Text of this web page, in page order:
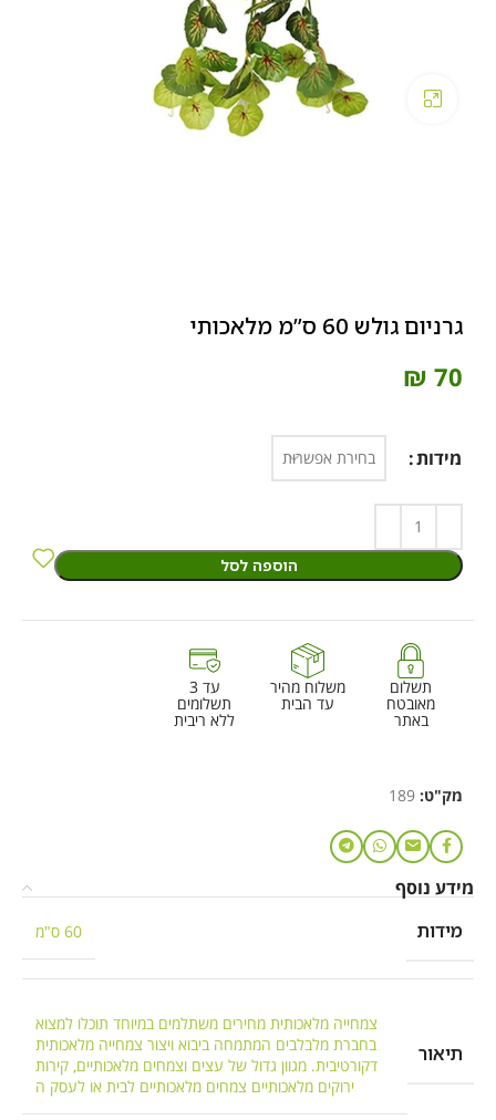
Click to enlarge
גרניום גולש 60 ס”מ מלאכותי
₪ 70
מידות
הוספה לסל
תשלום
מאובטח
באתר
משלוח מהיר
עד הבית
עד 3
תשלומים
ללא ריבית
מק"ט: 189
מידע נוסף
מידות
60 ס"מ
תיאור
צמחייה מלאכותית מחירים משתלמים במיוחד תוכלו למצוא
בחברת מלבלבים המתמחה ביבוא ויצור צמחייה מלאכותית
דקורטיבית. מגוון גדול של עצים וצמחים מלאכותיים, קירות
ירוקים מלאכותיים צמחים מלאכותיים לבית או לעסק ה